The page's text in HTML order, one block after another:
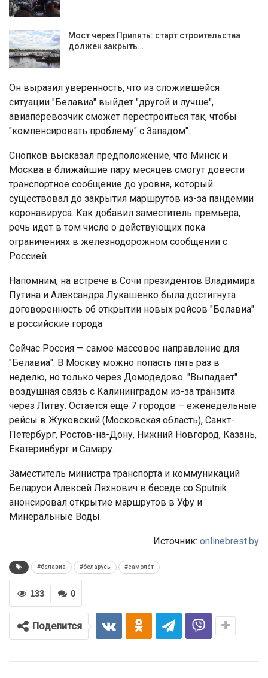
Мост через Припять: старт строительства
должен закрыть…
Он выразил уверенность, что из сложившейся
ситуации "Белавиа" выйдет "другой и лучше",
авиаперевозчик сможет перестроиться так, чтобы
"компенсировать проблему" с Западом".
Снопков высказал предположение, что Минск и
Москва в ближайшие пару месяцев смогут довести
транспортное сообщение до уровня, который
существовал до закрытия маршрутов из-за пандемии
коронавируса. Как добавил заместитель премьера,
речь идет в том числе о действующих пока
ограничениях в железнодорожном сообщении с
Россией.
Напомним, на встрече в Сочи президентов Владимира
Путина и Александра Лукашенко была достигнута
договоренность об открытии новых рейсов "Белавиа"
в российские города
Сейчас Россия — самое массовое направление для
"Белавиа". В Москву можно попасть пять раз в
неделю, но только через Домодедово. "Выпадает"
воздушная связь с Калининградом из-за транзита
через Литву. Остается еще 7 городов – еженедельные
рейсы в Жуковский (Московская область), Санкт-
Петербург, Ростов-на-Дону, Нижний Новгород, Казань,
Екатеринбург и Самару.
Заместитель министра транспорта и коммуникаций
Беларуси Алексей Ляхнович в беседе со Sputnik
анонсировал открытие маршрутов в Уфу и
Минеральные Воды.
Источник: onlinebrest.by
#белавиа #беларусь #самолёт
0
133
Поделится